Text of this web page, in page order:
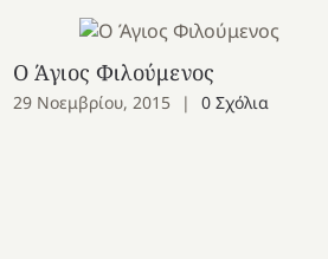
Ο Άγιος Φιλούμενος
29 Νοεμβρίου, 2015 | 0 Σχόλια